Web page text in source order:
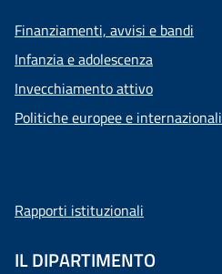
Finanziamenti, avvisi e bandi
Infanzia e adolescenza
Invecchiamento attivo
Politiche europee e internazionali
Rapporti istituzionali
IL DIPARTIMENTO